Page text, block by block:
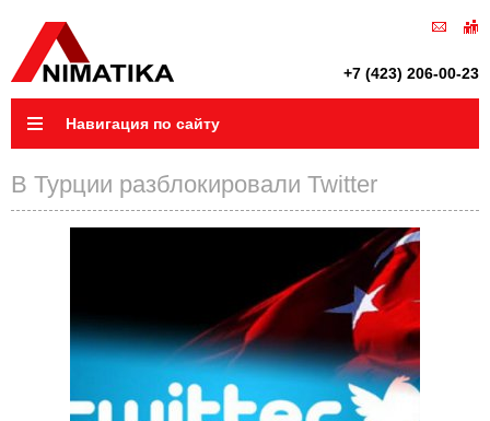
+7 (423) 206-00-23
Навигация по сайту
В Турции разблокировали Twitter